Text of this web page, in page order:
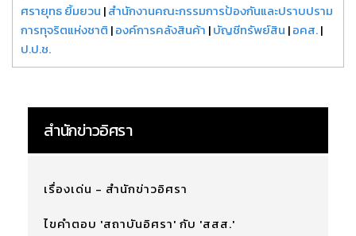
ศรายุทธ ยิ้มยวน |สำนักงานคณะกรรมการป้องกันและปราบปราม
การทุจริตแห่งชาติ |องค์การคลังสินค้า |บัญชีทรัพย์สิน |อคส.|
ป.ป.ช.
สำนักข่าวอิศรา
เรื่องเด่น - สำนักข่าวอิศรา
ไขคำตอบ 'สถาบันอิศรา' กับ 'สสส.'